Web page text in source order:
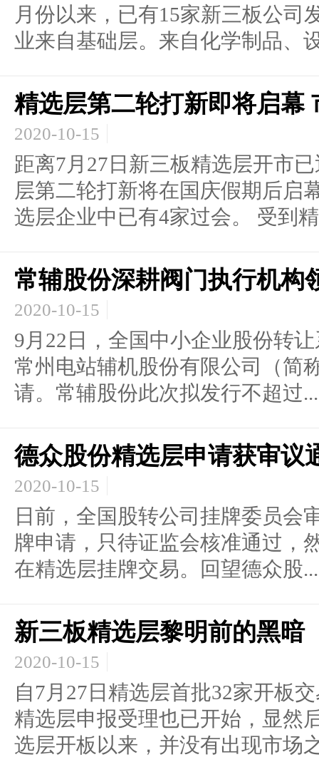
月份以来，已有15家新三板公司
业来自基础层。来自化学制品、
精选层第二轮打新即将启幕
2020-10-15
距离7月27日新三板精选层开市
层第二轮打新将在国庆假期后启
选层企业中已有4家过会。 受到
常辅股份深耕阀门执行机构
2020-10-15
9月22日，全国中小企业股份转
常州电站辅机股份有限公司（简
请。常辅股份此次拟发行不超过...
德众股份精选层申请获审议
2020-10-15
日前，全国股转公司挂牌委员会
牌申请，只待证监会核准通过，
在精选层挂牌交易。回望德众股...
新三板精选层黎明前的黑暗
2020-10-15
自7月27日精选层首批32家开板
精选层申报受理也已开始，显然
选层开板以来，并没有出现市场